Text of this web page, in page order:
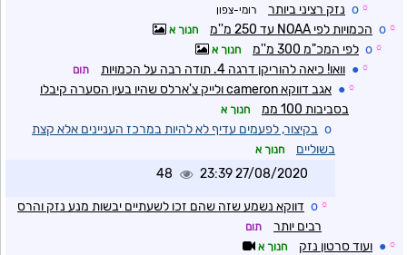
☼
o נזק רציני ביותר רומי-צפון
☼
o הכמויות לפי NOAA עד 250 מ''מ חנוך א
☼
o לפי המכ"מ 300 מ''מ חנוך א
☼
● וואו! כיאה להוריקן דרגה 4. תודה רבה על הכמויות תום
☼
●
אגב דווקא cameron ולייק צ'ארלס שהיו בעין הסערה קיבלו
בסביבות 100 ממ
חנוך א
o בקיצור, לפעמים עדיף לא להיות במרכז העניינים אלא קצת
בשוליים
חנוך א
27/08/2020 23:39
48
☼
o דווקא נשמע שזה שהם זכו לשעתיים יבשות מנע נזק והרס
רבים יותר
תום
☼
● ועוד סרטון נזק חנוך א